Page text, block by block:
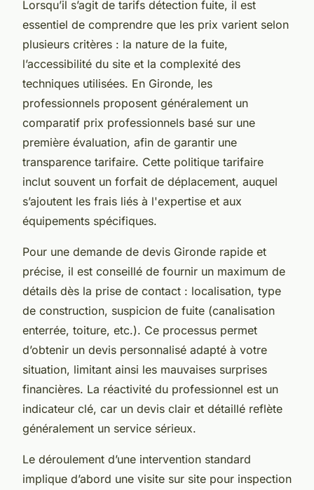
Lorsqu’il s’agit de tarifs détection fuite, il est
essentiel de comprendre que les prix varient selon
plusieurs critères : la nature de la fuite,
l’accessibilité du site et la complexité des
techniques utilisées. En Gironde, les
professionnels proposent généralement un
comparatif prix professionnels basé sur une
première évaluation, afin de garantir une
transparence tarifaire. Cette politique tarifaire
inclut souvent un forfait de déplacement, auquel
s’ajoutent les frais liés à l'expertise et aux
équipements spécifiques.
Pour une demande de devis Gironde rapide et
précise, il est conseillé de fournir un maximum de
détails dès la prise de contact : localisation, type
de construction, suspicion de fuite (canalisation
enterrée, toiture, etc.). Ce processus permet
d’obtenir un devis personnalisé adapté à votre
situation, limitant ainsi les mauvaises surprises
financières. La réactivité du professionnel est un
indicateur clé, car un devis clair et détaillé reflète
généralement un service sérieux.
Le déroulement d’une intervention standard
implique d’abord une visite sur site pour inspection